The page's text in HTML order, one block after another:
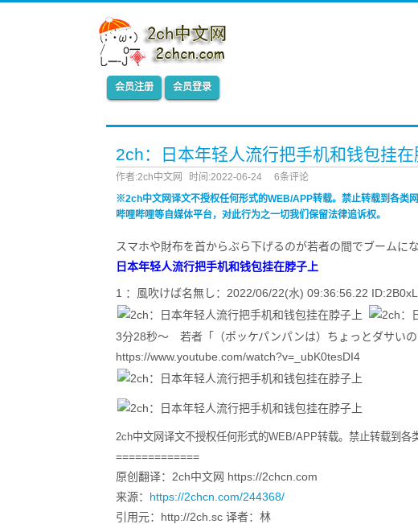
会员注册 会员登录
2ch：日本年轻人流行把手机和钱包挂在
作者:2ch中文网 时间:2022-06-24
6条评论
※2ch中文网译文不授权任何形式的WEB/APP转载。禁止转载到各类
哔哩哔哩等自媒体平台，对此行为之一切我们保留法律追诉权。
スマホや財布を首からぶら下げるのが若者の間でブームに
日本年轻人流行把手机和钱包挂在脖子上
1 ：風吹けば名無し：2022/06/22(水) 09:36:56.22
3分28秒～ 若者「（ポッケパンパンは）ちょっとダサいの
https://www.youtube.com/watch?v=_ubK0tesDI4
2ch中文网译文不授权任何形式的WEB/APP转载。禁止转载到各
=============
原创翻译：2ch中文网 https://2chcn.com
来源： https://2chcn.com/244368/
引用元：http://2ch.sc 译者：林